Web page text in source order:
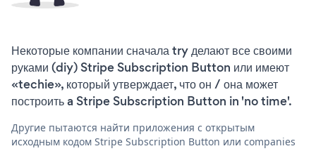
Некоторые компании сначала try делают все своими
руками (diy) Stripe Subscription Button или имеют
«techie», который утверждает, что он / она может
построить a Stripe Subscription Button in 'no time'.
Другие пытаются найти приложения с открытым
исходным кодом Stripe Subscription Button или companies